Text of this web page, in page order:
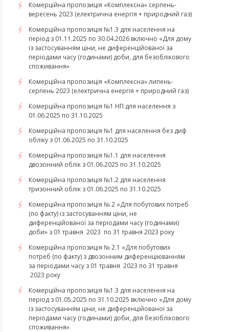
​​​​​​​Комерційна пропозиція «Комплексна» серпень-
вересень 2023 (електрична енергія + природний газ)
Комерційна пропозиція №1.3 для населення на
період з 01.11.2025 по 30.04.2026 включно «Для дому
із застосуванням ціни, не диференційованої за
періодами часу (годинами) доби, для безоблікового
споживання»
​​​​​​​Комерційна пропозиція «Комплексна» липень-
серпень 2023 (електрична енергія + природний газ)
Комерційна пропозиція №1 НП для населення з
01.06.2025 по 31.10.2025
Комерційна пропозиція №1 для населення без диф
обліку з 01.06.2025 по 31.10.2025
Комерційна пропозиція №1.1 для населення
двозонний облік з 01.06.2025 по 31.10.2025
Комерційна пропозиція №1.2 для населення
тризонний облік з 01.06.2025 по 31.10.2025
Комерційна пропозиція № 2 «Для побутових потреб
(по факту) із застосуванням ціни, не
диференційованої за періодами часу (годинами)
доби» з 01 травня 2023 по 31 травня 2023 року
Комерційна пропозиція № 2.1 «Для побутових
потреб (по факту) з двозонним диференціюванням
за періодами часу з 01 травня 2023 по 31 травня
2023 року
Комерційна пропозиція №1.3 для населення на
період з 01.05.2025 по 31.10.2025 включно «Для дому
із застосуванням ціни, не диференційованої за
періодами часу (годинами) доби, для безоблікового
споживання»